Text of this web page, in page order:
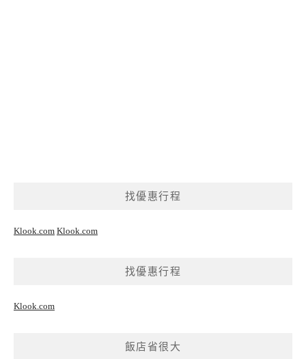
找優惠行程
Klook.com Klook.com
找優惠行程
Klook.com
飯店省很大